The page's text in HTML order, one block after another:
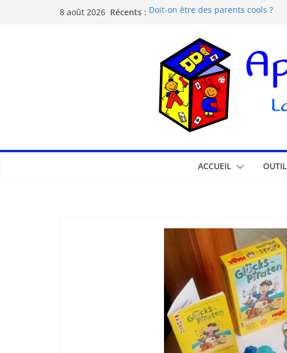
8 août 2026 Récents : Doit-on être des parents cools ?
La pédagogie Montessori est-elle
Comprendre la courbe de l’oubli
ACCUEIL